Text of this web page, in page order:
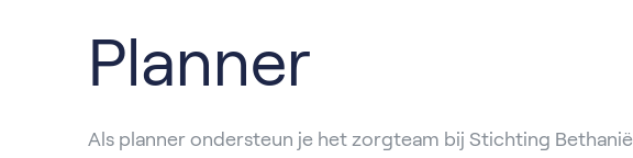
Planner
Als planner ondersteun je het zorgteam bij Stichting Bethanië